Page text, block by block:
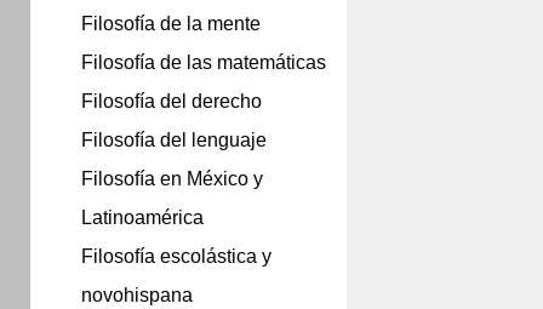
Filosofía de la mente
Filosofía de las matemáticas
Filosofía del derecho
Filosofía del lenguaje
Filosofía en México y
Latinoamérica
Filosofía escolástica y
novohispana